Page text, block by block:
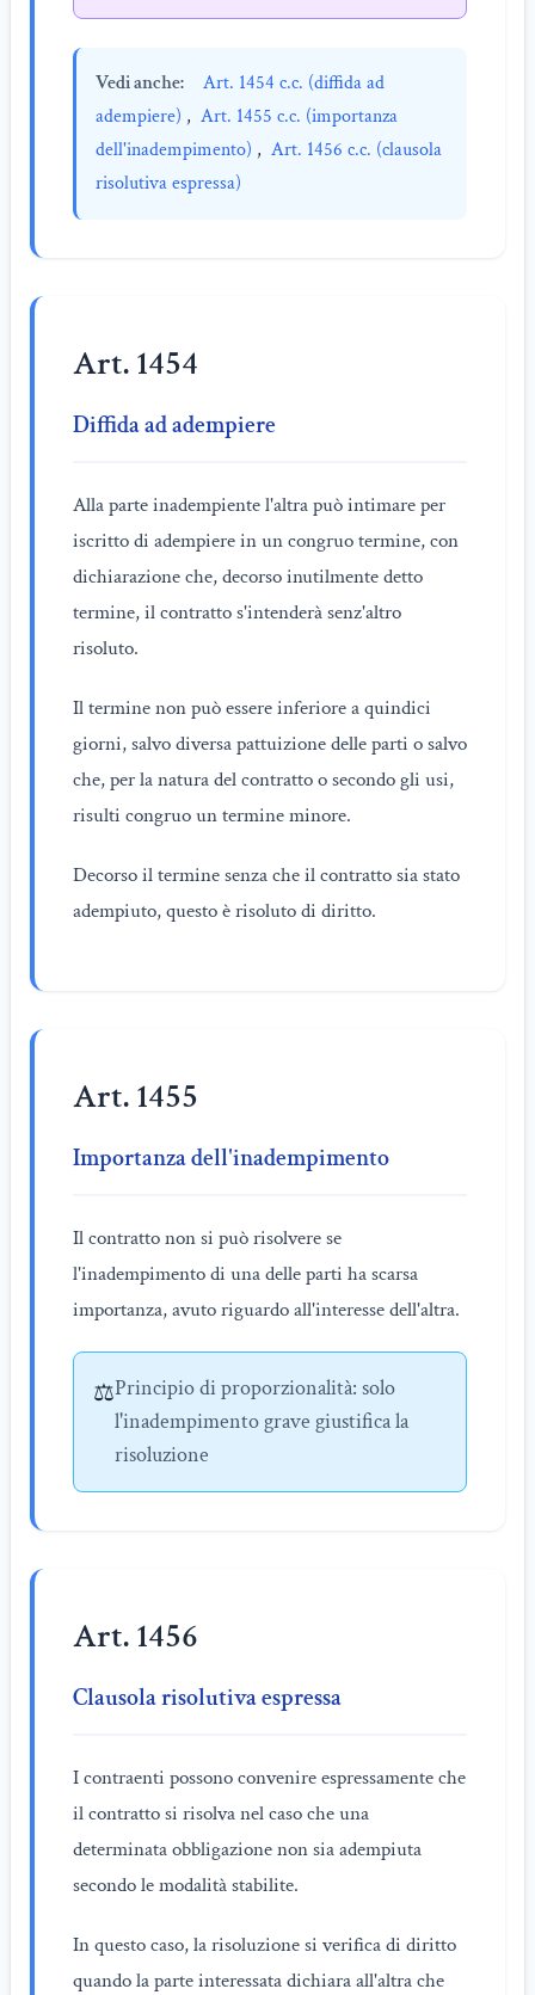
Vedi anche:
Art. 1454 c.c. (diffida ad
adempiere) , Art. 1455 c.c. (importanza
dell'inadempimento) , Art. 1456 c.c. (clausola
risolutiva espressa)
Art. 1454
Diffida ad adempiere
Alla parte inadempiente l'altra può intimare per
iscritto di adempiere in un congruo termine, con
dichiarazione che, decorso inutilmente detto
termine, il contratto s'intenderà senz'altro
risoluto.
Il termine non può essere inferiore a quindici
giorni, salvo diversa pattuizione delle parti o salvo
che, per la natura del contratto o secondo gli usi,
risulti congruo un termine minore.
Decorso il termine senza che il contratto sia stato
adempiuto, questo è risoluto di diritto.
Art. 1455
Importanza dell'inadempimento
Il contratto non si può risolvere se
l'inadempimento di una delle parti ha scarsa
importanza, avuto riguardo all'interesse dell'altra.
⚖️Principio di proporzionalità: solo
l'inadempimento grave giustifica la
risoluzione
Art. 1456
Clausola risolutiva espressa
I contraenti possono convenire espressamente che
il contratto si risolva nel caso che una
determinata obbligazione non sia adempiuta
secondo le modalità stabilite.
In questo caso, la risoluzione si verifica di diritto
quando la parte interessata dichiara all'altra che